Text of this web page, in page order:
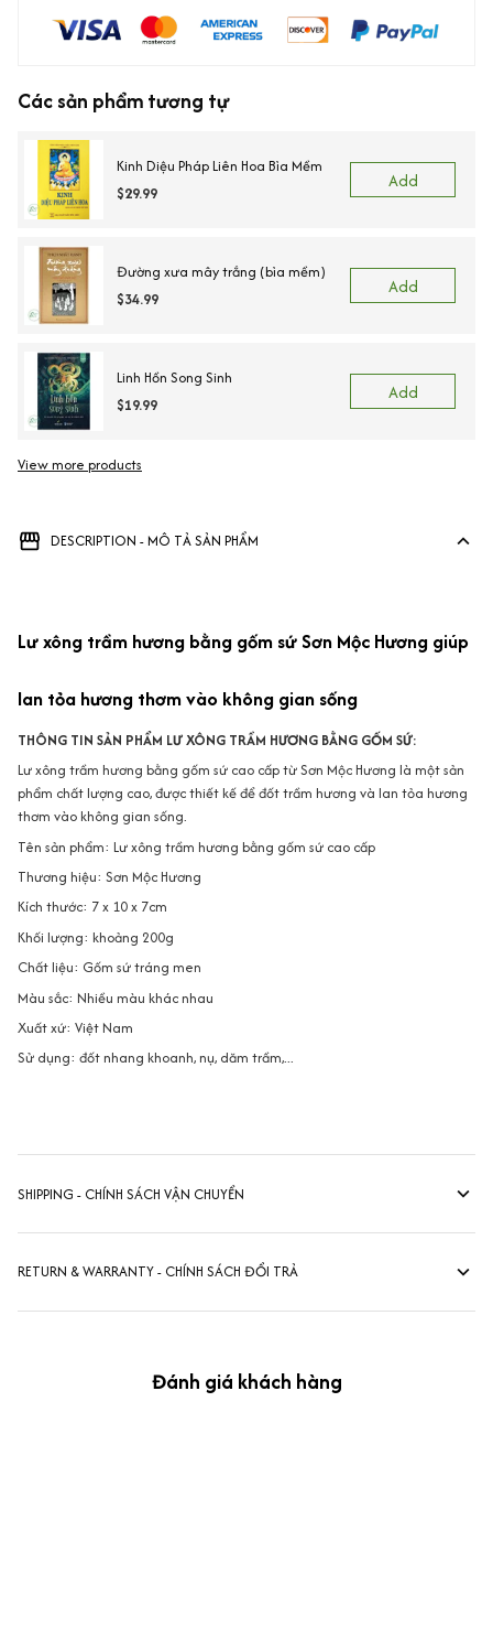
Các sản phẩm tương tự
Kinh Diệu Pháp Liên Hoa Bìa Mềm
$29.99
Add
Đường xưa mây trắng (bìa mềm)
$34.99
Add
Linh Hồn Song Sinh
$19.99
Add
View more products
DESCRIPTION - MÔ TẢ SẢN PHẨM
Lư xông trầm hương bằng gốm sứ Sơn Mộc Hương giúp
lan tỏa hương thơm vào không gian sống
THÔNG TIN SẢN PHẨM LƯ XÔNG TRẦM HƯƠNG BẰNG GỐM SỨ:
Lư xông trầm hương bằng gốm sứ cao cấp từ Sơn Mộc Hương là một sản
phẩm chất lượng cao, được thiết kế để đốt trầm hương và lan tỏa hương
thơm vào không gian sống.
Tên sản phẩm: Lư xông trầm hương bằng gốm sứ cao cấp
Thương hiệu: Sơn Mộc Hương
Kích thước: 7 x 10 x 7cm
Khối lượng: khoảng 200g
Chất liệu: Gốm sứ tráng men
Màu sắc: Nhiều màu khác nhau
Xuất xứ: Việt Nam
Sử dụng: đốt nhang khoanh, nụ, dăm trầm,...
SHIPPING - CHÍNH SÁCH VẬN CHUYỂN
RETURN & WARRANTY - CHÍNH SÁCH ĐỔI TRẢ
Đánh giá khách hàng